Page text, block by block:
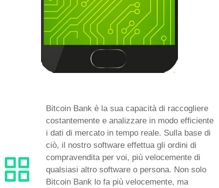
Bitcoin Bank è la sua capacità di raccogliere
costantemente e analizzare in modo efficiente
i dati di mercato in tempo reale. Sulla base di
ciò, il nostro software effettua gli ordini di
compravendita per voi, più velocemente di
qualsiasi altro software o persona. Non solo
Bitcoin Bank lo fa più velocemente, ma